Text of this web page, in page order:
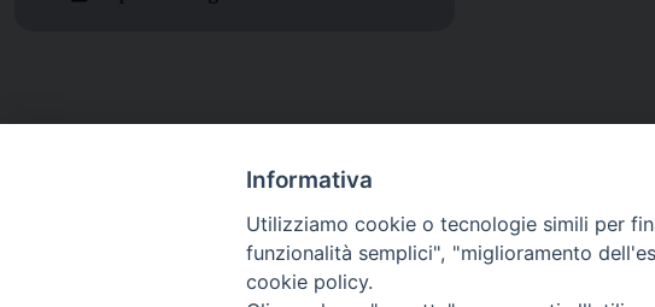
Informativa
Utilizziamo cookie o tecnologie simili per
funzionalità semplici", "miglioramento
cookie policy.